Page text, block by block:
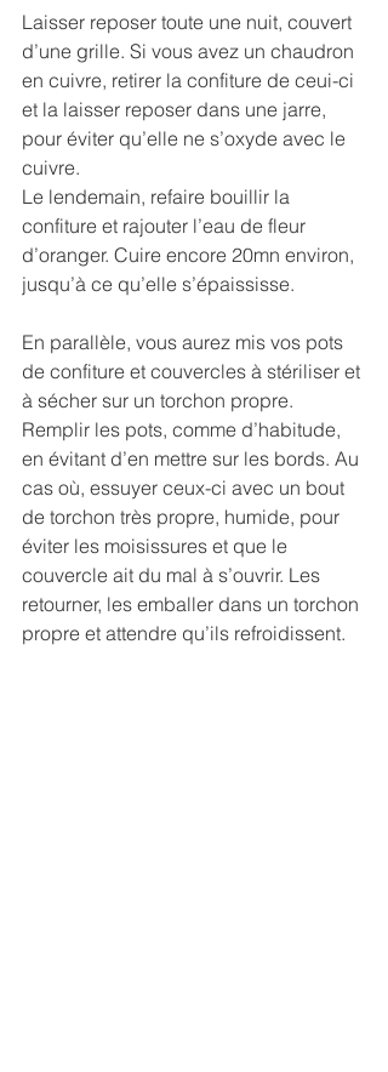
Laisser reposer toute une nuit, couvert
d’une grille. Si vous avez un chaudron
en cuivre, retirer la confiture de ceui-ci
et la laisser reposer dans une jarre,
pour éviter qu’elle ne s’oxyde avec le
cuivre.
Le lendemain, refaire bouillir la
confiture et rajouter l’eau de fleur
d’oranger. Cuire encore 20mn environ,
jusqu’à ce qu’elle s’épaississe.
En parallèle, vous aurez mis vos pots
de confiture et couvercles à stériliser et
à sécher sur un torchon propre.
Remplir les pots, comme d’habitude,
en évitant d’en mettre sur les bords. Au
cas où, essuyer ceux-ci avec un bout
de torchon très propre, humide, pour
éviter les moisissures et que le
couvercle ait du mal à s’ouvrir. Les
retourner, les emballer dans un torchon
propre et attendre qu’ils refroidissent.